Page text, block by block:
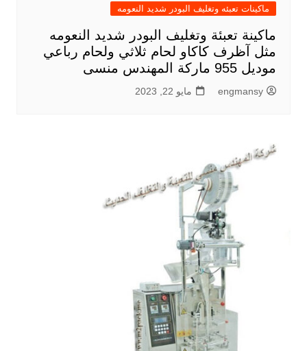
ماكينات تعبئه وتغليف البودر شديد النعومه
ماكينة تعبئة وتغليف البودر شديد النعومه
مثل آظرف كاكاو لحام ثلاثي ولحام رباعي
موديل 955 ماركة المهندس منسى
engmansy مايو 22, 2023